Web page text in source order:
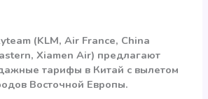
(KLM, Air France, China
Xiamen Air) предлагают
тарифы в Китай с вылетом
Восточной Европы.